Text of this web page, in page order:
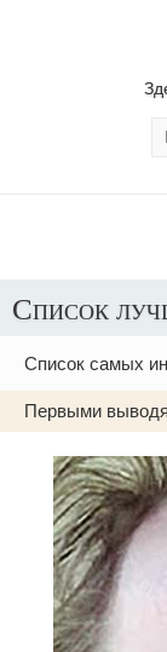
Список
Список самых
Первыми